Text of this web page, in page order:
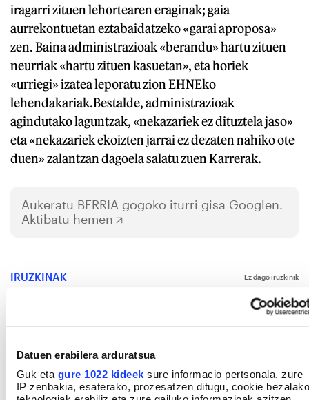
Datuen erabilera arduratsua
Guk eta gure 1022 kideek sure informacio pertsonala, zure
IP zenbakia, esaterako, prozesatzen ditugu, cookie bezalako
iragarri zituen lehortearen eraginak; gaia
aurrekontuetan eztabaidatzeko «garai aproposa»
zen. Baina administrazioak «berandu» hartu zituen
neurriak «hartu zituen kasuetan», eta horiek
«urriegi» izatea leporatu zion EHNEko
lehendakariak.Bestalde, administrazioak
agindutako laguntzak, «nekazariek ez dituztela jaso»
eta «nekazariek ekoizten jarrai ez dezaten nahiko ote
duen» zalantzan dagoela salatu zuen Karrerak.
Aukeratu BERRIA gogoko iturri gisa Googlen.
Aktibatu hemen
IRUZKINAK Ez dago iruzkinik